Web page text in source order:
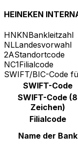
HEINEKEN
HNKNBankleitzahl
NLLandesvorwahl
2AStandortcode
NC1Filialcode
SWIFT/BIC-Code
SWIFT-Code
SWIFT-Code (8
Zeichen)
Filialcode
Name der Bank